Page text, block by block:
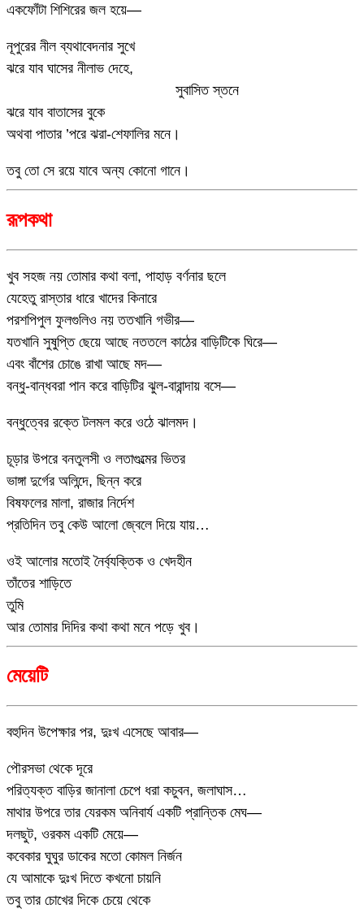
একফোঁটা শিশিরের জল হয়ে—
নূপুরের নীল ব্যথাবেদনার সুখে
ঝরে যাব ঘাসের নীলাভ দেহে,
সুবাসিত স্তনে
ঝরে যাব বাতাসের বুকে
অথবা পাতার ’পরে ঝরা-শেফালির মনে।
তবু তো সে রয়ে যাবে অন্য কোনো গানে।
রূপকথা
খুব সহজ নয় তোমার কথা বলা, পাহাড় বর্ণনার ছলে
যেহেতু রাস্তার ধারে খাদের কিনারে
পরশপিপুল ফুলগুলিও নয় ততখানি গভীর—
যতখানি সুষুপ্তি ছেয়ে আছে নততলে কাঠের বাড়িটিকে ঘিরে—
এবং বাঁশের চোঙে রাখা আছে মদ—
বন্ধু-বান্ধবরা পান করে বাড়িটির ঝুল-বারান্দায় বসে—
বন্ধুত্বের রক্তে টলমল করে ওঠে ঝালমদ।
চূড়ার উপরে বনতুলসী ও লতাগুল্মের ভিতর
ভাঙ্গা দুর্গের অলিন্দে, ছিন্ন করে
বিষফলের মালা, রাজার নির্দেশ
প্রতিদিন তবু কেউ আলো জ্বেলে দিয়ে যায়…
ওই আলোর মতোই নৈর্ব্যক্তিক ও খেদহীন
তাঁতের শাড়িতে
তুমি
আর তোমার দিদির কথা কথা মনে পড়ে খুব।
মেয়েটি
বহুদিন উপেক্ষার পর, দুঃখ এসেছে আবার—
পৌরসভা থেকে দূরে
পরিত্যক্ত বাড়ির জানালা চেপে ধরা কচুবন, জলাঘাস…
মাথার উপরে তার যেরকম অনিবার্য একটি প্রান্তিক মেঘ—
দলছুট, ওরকম একটি মেয়ে—
কবেকার ঘুঘুর ডাকের মতো কোমল নির্জন
যে আমাকে দুঃখ দিতে কখনো চায়নি
তবু তার চোখের দিকে চেয়ে থেকে